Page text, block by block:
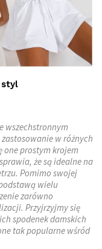
styl
wszechstronnym
w różnych
one prostym krojem
że są idealne na
Pomimo swojej
wielu
zarówno
Przyjrzyjmy się
spodenek damskich
tak popularne wśród